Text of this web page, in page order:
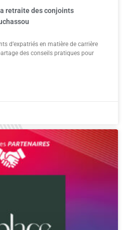
retraite des conjoints
d’expatriés en matière de carrière
des conseils pratiques pour